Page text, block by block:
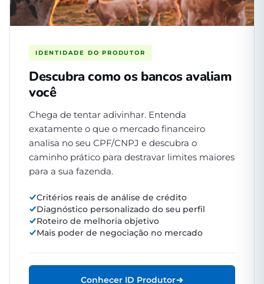
IDENTIDADE DO PRODUTOR
Descubra como os bancos avaliam
você
Chega de tentar adivinhar. Entenda
exatamente o que o mercado financeiro
analisa no seu CPF/CNPJ e descubra o
caminho prático para destravar limites maiores
para a sua fazenda.
Critérios reais de análise de crédito
Diagnóstico personalizado do seu perfil
Roteiro de melhoria objetivo
Mais poder de negociação no mercado
Conhecer ID Produtor